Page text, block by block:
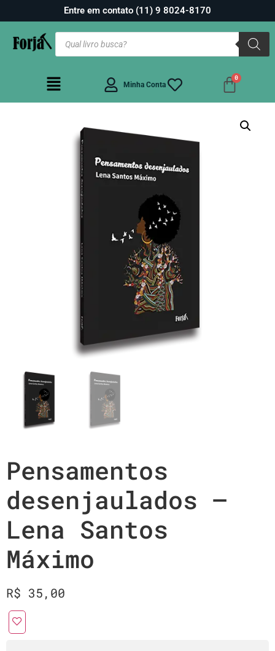
Entre em contato (11) 9 8024-8170
Minha Conta
Pensamentos
desenjaulados –
Lena Santos
Máximo
R$ 35,00